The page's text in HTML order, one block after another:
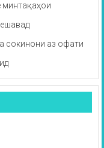
минтақаҳои
сокинони аз офати